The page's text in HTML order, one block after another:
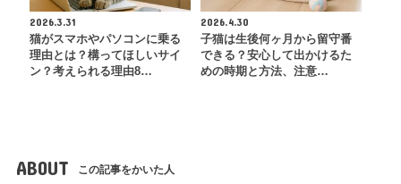
2026.3.31
猫がスマホやパソコンに乗る
理由とは？構ってほしいサイ
ン？考えられる理由8…
2026.4.30
子猫は生後何ヶ月から留守番
できる？安心して出かけるた
めの時期と方法、注意…
ABOUT この記事をかいた人